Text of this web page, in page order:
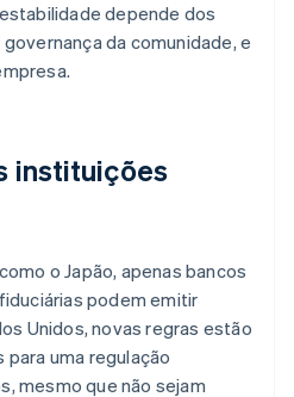
depende dos
da comunidade, e
instituições
o Japão, apenas bancos
podem emitir
Unidos, novas regras estão
uma regulação
mesmo que não sejam